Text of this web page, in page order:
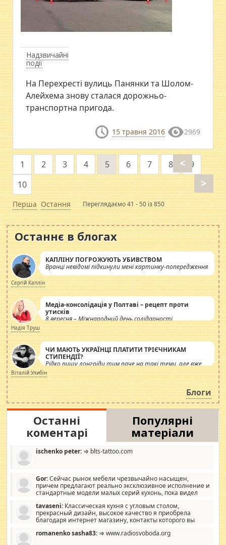
Надзвичайні
події
На Перехресті вулиць Панянки та Шолом-
Алейхема знову сталася дорожньо-
транспортна пригода.
15 травня 2016 2969
Перша
<
1 2 3 4 5 6 7 8
9
10
>
Остання Переглядаємо 41 - 50 із 850
Останнє в блогах
КАПЛІНУ ПОГРОЖУЮТЬ УБИВСТВОМ
Вранці невідомі підкинули мені картинку-попередження
Сергій Каплін
Медіа-консолідація у Полтаві – рецепт проти
утисків
8 вересня – Міжнародний день солідарності
журналістів.
Надія Труш
ЧИ МАЮТЬ УКРАЇНЦІ ПЛАТИТИ ТРІЄЧНИКАМ
СТИПЕНДІЇ?
Рідко пишу лонгріди тим паче на такі теми, але вже
просто дістало! Обурюють сьогоднішні інсенуації
навколо стипендіального питання. Штучно
роздувається ще одна соціальна катастрофа.
Віталій Улибін
Блоги
Останні
коментарі
Популярні
матеріали
ischenko peter: ⇒ blts-tattoo.com
Gor:Сейчас рынок мебели чрезвычайно насыщен,
причем предлагают реально эксклюзивное исполнение и
стандартные модели малых серий кухонь, пока видел
стандартные формы, в MebelOk, креативненько и что главное -
со вкусом все в порядке, без ненужных наворотов удорожающих
мебель, а это не последний фактор.
tavaseni: Классическая кухня с угловым столом,
прекрасный дизайн, высокое качество я приобрела
благодаря интернет магазину, контакты которого вы
romanenko sasha83: ⇒ www.radiosvoboda.org